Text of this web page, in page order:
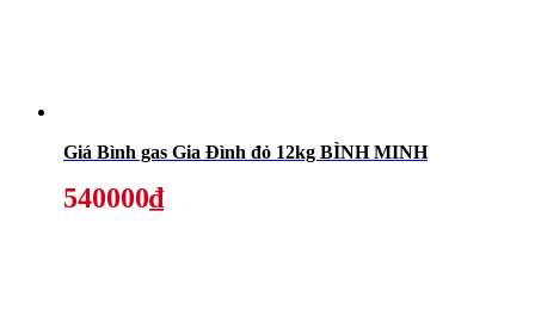
Giá Bình gas Gia Đình đỏ 12kg BÌNH MINH
540000₫